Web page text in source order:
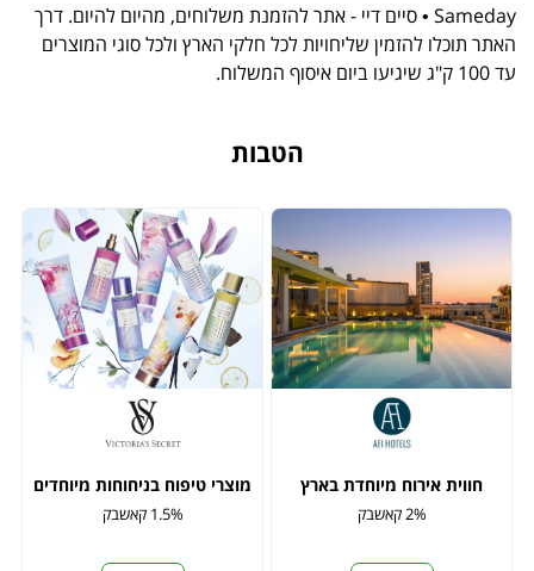
Sameday • סיים דיי - אתר להזמנת משלוחים, מהיום להיום. דרך
האתר תוכלו להזמין שליחויות לכל חלקי הארץ ולכל סוגי המוצרים
עד 100 ק"ג שיגיעו ביום איסוף המשלוח.
הטבות
חווית אירוח מיוחדת בארץ
2% קאשבק
מוצרי טיפוח בניחוחות מיוחדים
1.5% קאשבק